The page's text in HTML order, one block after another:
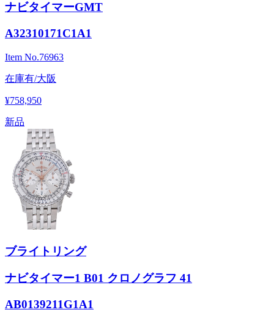
ナビタイマーGMT
A32310171C1A1
Item No.76963
在庫有/大阪
¥758,950
新品
ブライトリング
ナビタイマー1 B01 クロノグラフ 41
AB0139211G1A1